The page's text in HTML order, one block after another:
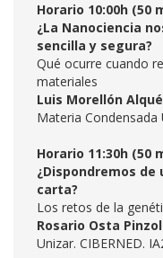
Horario 10:00h (50
¿La Nanociencia
sencilla y segura?
Qué ocurre cuando
materiales
Luis Morellón
Materia Condensada
Horario 11:30h (50
¿Dispondremos
carta?
Los retos de la
Rosario Osta
Unizar. CIBERNED.